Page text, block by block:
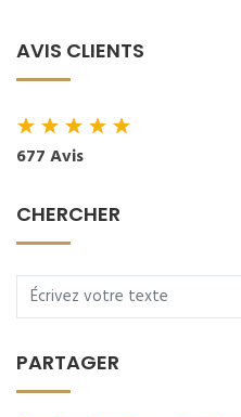
AVIS CLIENTS
★★★★★
677 Avis
CHERCHER
PARTAGER